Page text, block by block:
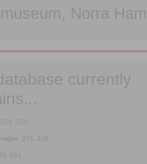
Norra
currently
516 253.
275 428.
76 491.